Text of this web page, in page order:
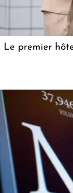
Le premier